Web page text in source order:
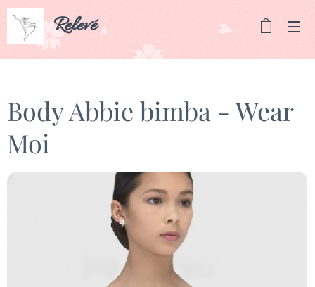
Relevé
Body Abbie bimba - Wear
Moi